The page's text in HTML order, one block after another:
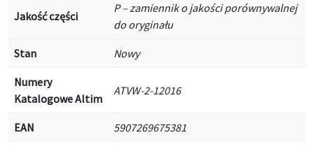
Jakość części
P – zamiennik o jakości porównywalnej
do oryginału
Stan Nowy
Numery
Katalogowe Altim
ATVW-2-12016
EAN 5907269675381